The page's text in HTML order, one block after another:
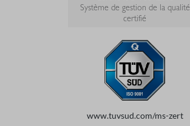
Système de gestion de la qualité
certifié
www.tuvsud.com/ms-zert